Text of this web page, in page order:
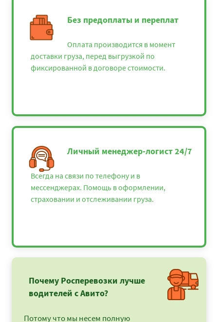
Без предоплаты и переплат
Оплата производится в момент
доставки груза, перед выгрузкой по
фиксированной в договоре стоимости.
Личный менеджер-логист 24/7
Всегда на связи по телефону и в
мессенджерах. Помощь в оформлении,
страховании и отслеживании груза.
Почему Росперевозки лучше
водителей с Авито?
Потому что мы несем полную